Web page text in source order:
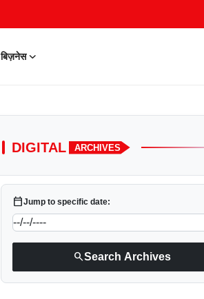
बिज़नेस
DIGITAL ARCHIVES
calendar_todayJump to specific date:
searchSearch Archives